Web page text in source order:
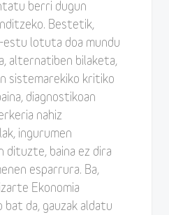
berri dugun
Bestetik,
lotuta doa mundu
alternatiben bilaketa,
sistemarekiko kritiko
diagnostikoan
nahiz
ingurumen
dituzte, baina ez dira
esparrura. Ba,
Ekonomia
da, gauzak aldatu